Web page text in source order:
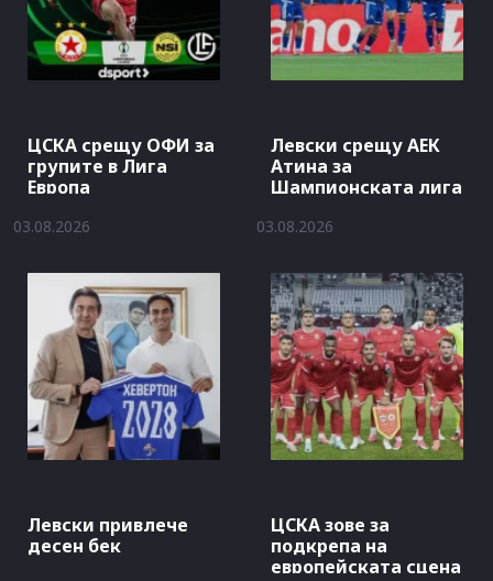
ЦСКА срещу ОФИ за
групите в Лига
Европа
03.08.2026
Левски срещу АЕК
Атина за
Шампионската лига
03.08.2026
Левски привлече
десен бек
ЦСКА зове за
подкрепа на
европейската сцена